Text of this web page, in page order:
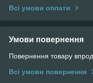
Всі умови оплати
Умови повернення
Повернення товару
Всі умови повернення